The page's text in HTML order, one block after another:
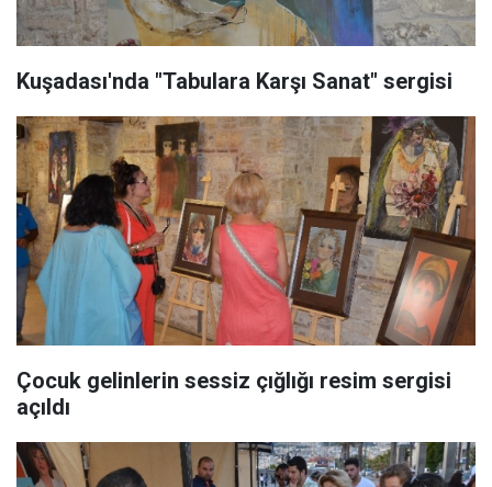
Kuşadası'nda "Tabulara Karşı Sanat" sergisi
Çocuk gelinlerin sessiz çığlığı resim sergisi
açıldı